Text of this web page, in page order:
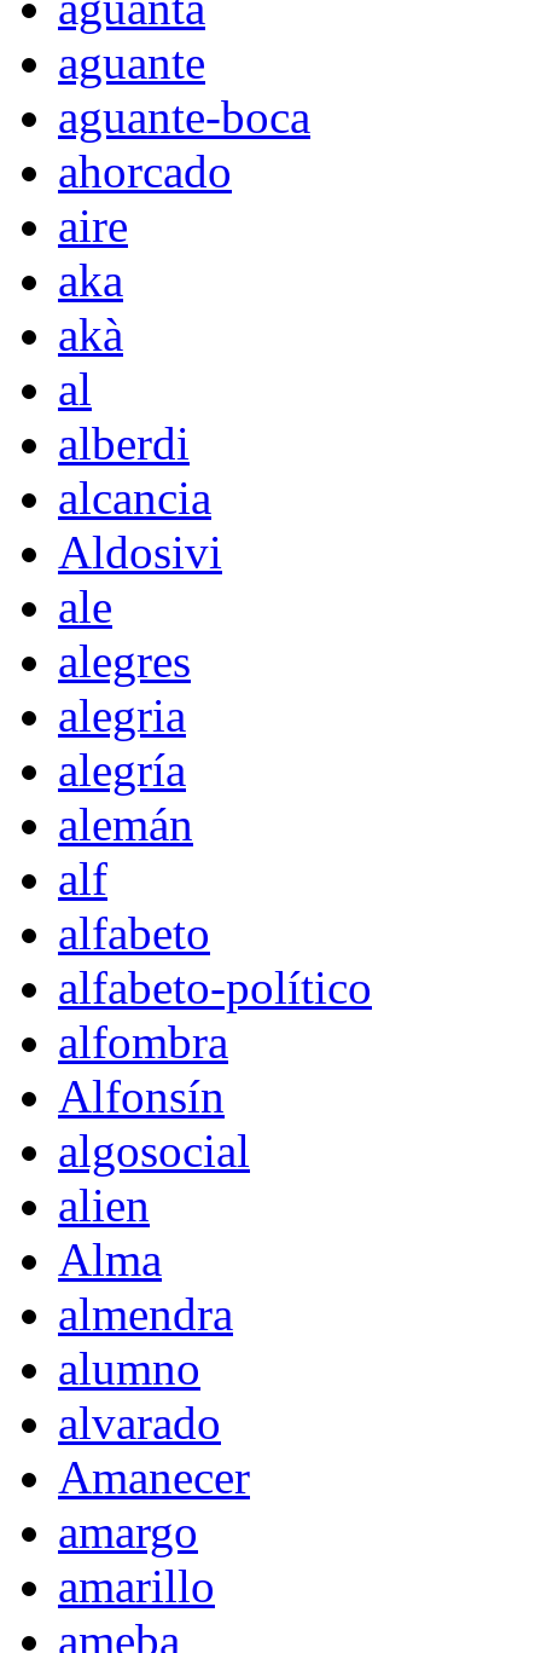
aguante
aguante-boca
ahorcado
aire
aka
akà
al
alberdi
alcancia
Aldosivi
ale
alegres
alegria
alegría
alemán
alf
alfabeto
alfabeto-político
alfombra
Alfonsín
algosocial
alien
Alma
almendra
alumno
alvarado
Amanecer
amargo
amarillo
ameba